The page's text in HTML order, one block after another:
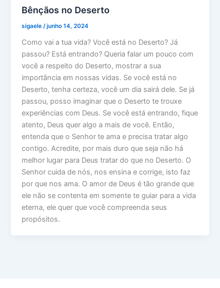
Bênçãos no Deserto
sigaele /junho 14, 2024
Como vai a tua vida? Você está no Deserto? Já
passou? Está entrando? Queria falar um pouco com
você a respeito do Deserto, mostrar a sua
importância em nossas vidas. Se você está no
Deserto, tenha certeza, você um dia sairá dele. Se já
passou, posso imaginar que o Deserto te trouxe
experiências com Deus. Se você está entrando, fique
atento, Deus quer algo a mais de você. Então,
entenda que o Senhor te ama e precisa tratar algo
contigo. Acredite, por mais duro que seja não há
melhor lugar para Deus tratar do que no Deserto. O
Senhor cuida de nós, nos ensina e corrige, isto faz
por que nos ama. O amor de Deus é tão grande que
ele não se contenta em somente te guiar para a vida
eterna, ele quer que você compreenda seus
propósitos.